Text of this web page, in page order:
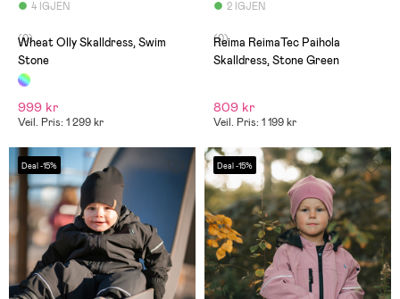
4 IGJEN
(0)
Wheat Olly Skalldress, Swim
Stone
999 kr
Veil. Pris: 1 299 kr
2 IGJEN
(0)
Reima ReimaTec Paihola
Skalldress, Stone Green
809 kr
Veil. Pris: 1 199 kr
Deal -15% Deal -15%